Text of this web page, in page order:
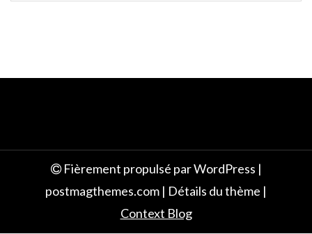
Fièrement propulsé par WordPress |
postmagthemes.com | Détails du thème |
Context Blog